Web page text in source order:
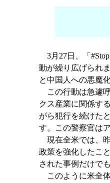
3月27日、「
動が繰り広げられ
と中国人への悪魔
この行動は急遽呼
クス産業に関係す
がら犯行を続けた
す。この警察官は
現在全米では、
政策を強化したこ
された事例だけで
このように米全